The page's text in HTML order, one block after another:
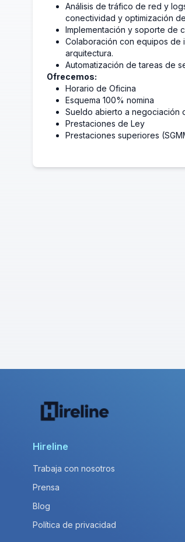
Análisis de tráfico de red y
conectividad y optimización
Implementación y soporte de
Colaboración con equipos de
arquitectura.
Automatización de tareas de
Ofrecemos:
Horario de Oficina
Esquema 100% nomina
Sueldo abierto a negociación
Prestaciones de Ley
Prestaciones superiores
Hireline
Trabaja con nosotros
Prensa
Blog
Política de privacidad